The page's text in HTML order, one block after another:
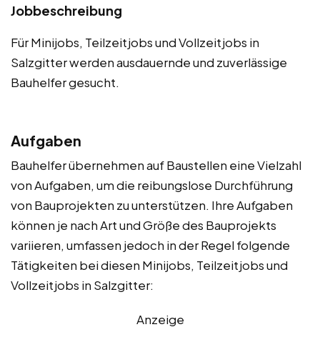
Jobbeschreibung
Für Minijobs, Teilzeitjobs und Vollzeitjobs in
Salzgitter werden ausdauernde und zuverlässige
Bauhelfer gesucht.
Aufgaben
Bauhelfer übernehmen auf Baustellen eine Vielzahl
von Aufgaben, um die reibungslose Durchführung
von Bauprojekten zu unterstützen. Ihre Aufgaben
können je nach Art und Größe des Bauprojekts
variieren, umfassen jedoch in der Regel folgende
Tätigkeiten bei diesen Minijobs, Teilzeitjobs und
Vollzeitjobs in Salzgitter:
Anzeige